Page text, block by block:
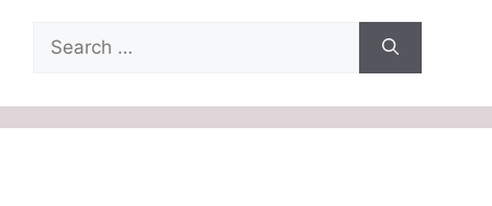
Search
for: